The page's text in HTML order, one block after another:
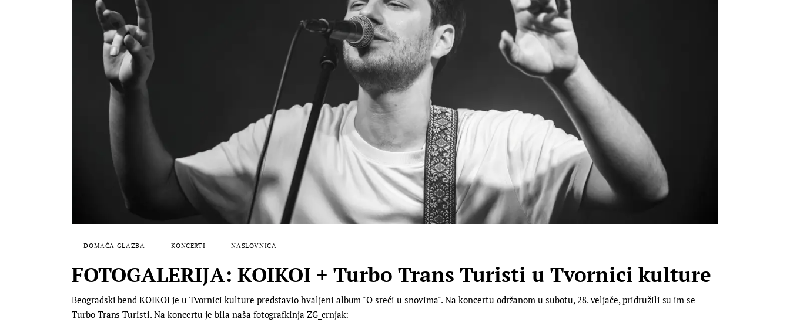
DOMAĆA GLAZBA KONCERTI NASLOVNICA
FOTOGALERIJA: KOIKOI + Turbo Trans Turisti u Tvornici kulture
Beogradski bend KOIKOI je u Tvornici kulture predstavio hvaljeni album "O sreći u snovima". Na koncertu održanom u subotu, 28. veljače, pridružili su im se
Turbo Trans Turisti. Na koncertu je bila naša fotografkinja ZG_crnjak: